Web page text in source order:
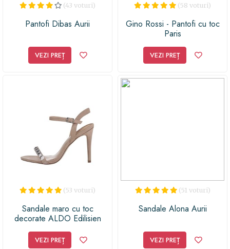
(43 voturi)
Pantofi Dibas Aurii
VEZI PREȚ
(58 voturi)
Gino Rossi - Pantofi cu toc
Paris
VEZI PREȚ
(53 voturi)
Sandale maro cu toc
decorate ALDO Edilisien
VEZI PREȚ
(51 voturi)
Sandale Alona Aurii
VEZI PREȚ